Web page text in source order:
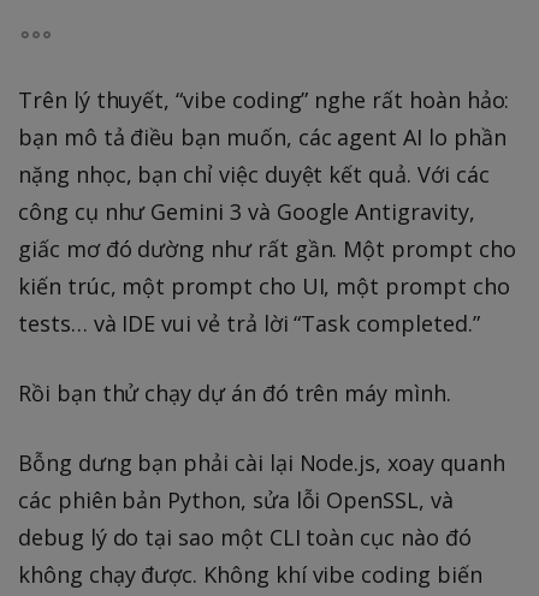
Trên lý thuyết, “vibe coding” nghe rất hoàn hảo:
bạn mô tả điều bạn muốn, các agent AI lo phần
nặng nhọc, bạn chỉ việc duyệt kết quả. Với các
công cụ như Gemini 3 và Google Antigravity,
giấc mơ đó dường như rất gần. Một prompt cho
kiến trúc, một prompt cho UI, một prompt cho
tests… và IDE vui vẻ trả lời “Task completed.”
Rồi bạn thử chạy dự án đó trên máy mình.
Bỗng dưng bạn phải cài lại Node.js, xoay quanh
các phiên bản Python, sửa lỗi OpenSSL, và
debug lý do tại sao một CLI toàn cục nào đó
không chạy được. Không khí vibe coding biến